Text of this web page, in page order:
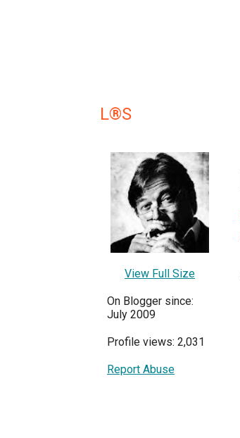
L®S
View Full Size
On Blogger since:
July 2009
Profile views: 2,031
Report Abuse